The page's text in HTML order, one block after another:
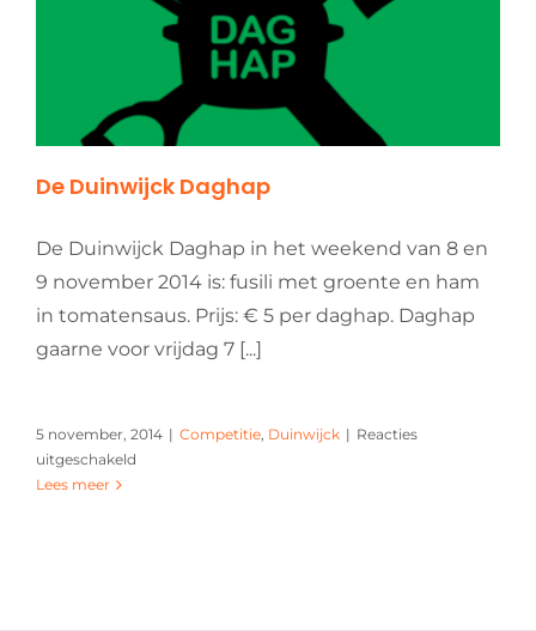
De Duinwijck Daghap
De Duinwijck Daghap in het weekend van 8 en
9 november 2014 is: fusili met groente en ham
in tomatensaus. Prijs: € 5 per daghap. Daghap
gaarne voor vrijdag 7 [...]
5 november, 2014 | Competitie, Duinwijck | Reacties
uitgeschakeld
Lees meer